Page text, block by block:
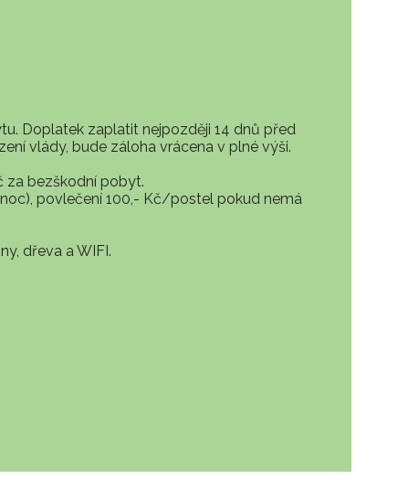
Doplatek zaplatit nejpozději 14 dnů před
vlády, bude záloha vrácena v plné výši.
za bezškodní pobyt.
povlečení 100,- Kč/postel pokud nemá
dřeva a WIFI.